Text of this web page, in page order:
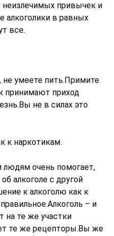
неизлечимых привычек и
алкоголики в равных
все.
умеете пить.Примите
принимают приход
не в силах это
к наркотикам.
очень помогает,
алкоголе с другой
к алкоголю как к
– и
на те же участки
те же рецепторы.Вы же